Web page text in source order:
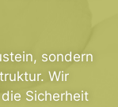
sondern
Wir
Sicherheit